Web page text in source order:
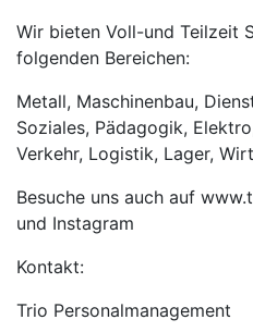
Wir bieten Voll-und Teilzeit
folgenden Bereichen:
Metall, Maschinenbau,
Soziales, Pädagogik,
Verkehr, Logistik, Lager,
Besuche uns auch auf
und Instagram
Kontakt:
Trio Personalmanagement